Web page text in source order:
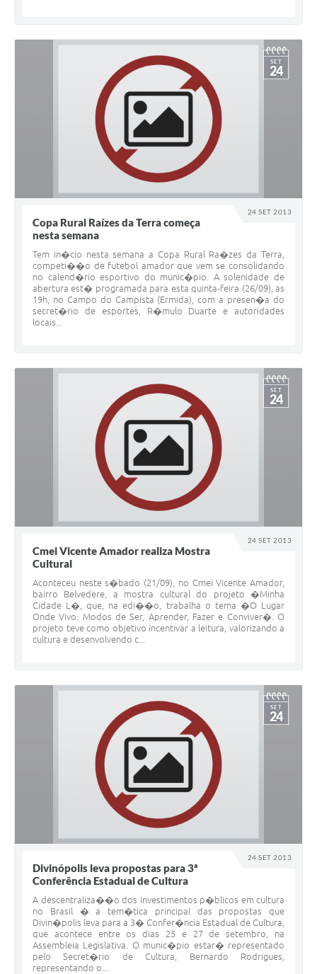
24 SET 2013
SET
24
Copa Rural Raízes da Terra começa
nesta semana
Tem in�cio nesta semana a Copa Rural Ra�zes da Terra,
competi��o de futebol amador que vem se consolidando
no calend�rio esportivo do munic�pio. A solenidade de
abertura est� programada para esta quinta-feira (26/09), as
19h, no Campo do Campista (Ermida), com a presen�a do
secret�rio de esportes, R�mulo Duarte e autoridades
locais...
24 SET 2013
SET
24
Cmei Vicente Amador realiza Mostra
Cultural
Aconteceu neste s�bado (21/09), no Cmei Vicente Amador,
bairro Belvedere, a mostra cultural do projeto �Minha
Cidade L�, que, na edi��o, trabalha o tema �O Lugar
Onde Vivo: Modos de Ser, Aprender, Fazer e Conviver�. O
projeto teve como objetivo incentivar a leitura, valorizando a
cultura e desenvolvendo c...
24 SET 2013
SET
24
Divinópolis leva propostas para 3ª
Conferência Estadual de Cultura
A descentraliza��o dos investimentos p�blicos em cultura
no Brasil � a tem�tica principal das propostas que
Divin�polis leva para a 3� Confer�ncia Estadual de Cultura,
que acontece entre os dias 25 e 27 de setembro, na
Assembleia Legislativa. O munic�pio estar� representado
pelo Secret�rio de Cultura, Bernardo Rodrigues,
representando o...